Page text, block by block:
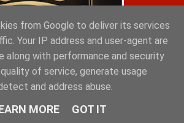
from Google to deliver its services
Your IP address and user-agent are
along with performance and security
of service, generate usage
and address abuse.
MORE GOT IT